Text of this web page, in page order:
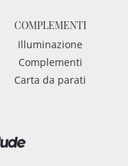
COMPLEMENTI
Illuminazione
Complementi
Carta da parati